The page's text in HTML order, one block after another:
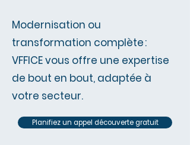
Modernisation ou
transformation complète :
VFFICE vous offre une expertise
de bout en bout, adaptée à
votre secteur.
Planifiez un appel découverte gratuit